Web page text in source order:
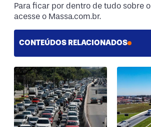
Para ficar por dentro de tudo sobre o
acesse o Massa.com.br.
CONTEÚDOS RELACIONADOS